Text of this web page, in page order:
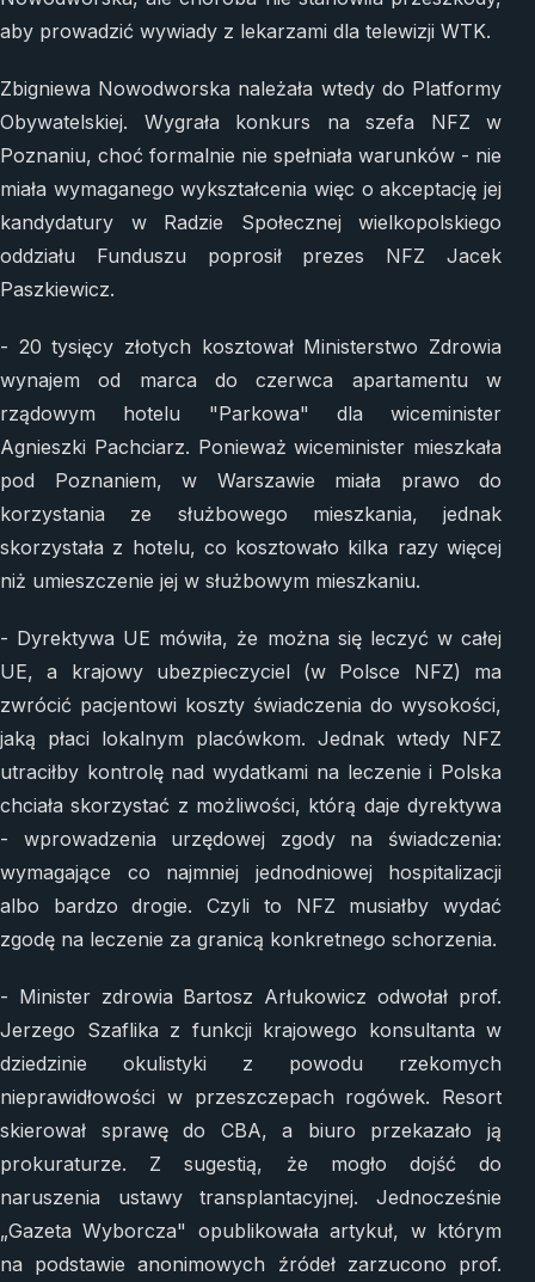
aby prowadzić wywiady z lekarzami dla telewizji WTK.
Zbigniewa Nowodworska należała wtedy do Platformy
Obywatelskiej. Wygrała konkurs na szefa NFZ w
Poznaniu, choć formalnie nie spełniała warunków - nie
miała wymaganego wykształcenia więc o akceptację jej
kandydatury w Radzie Społecznej wielkopolskiego
oddziału Funduszu poprosił prezes NFZ Jacek
Paszkiewicz.
- 20 tysięcy złotych kosztował Ministerstwo Zdrowia
wynajem od marca do czerwca apartamentu w
rządowym hotelu "Parkowa" dla wiceminister
Agnieszki Pachciarz. Ponieważ wiceminister mieszkała
pod Poznaniem, w Warszawie miała prawo do
korzystania ze służbowego mieszkania, jednak
skorzystała z hotelu, co kosztowało kilka razy więcej
niż umieszczenie jej w służbowym mieszkaniu.
- Dyrektywa UE mówiła, że można się leczyć w całej
UE, a krajowy ubezpieczyciel (w Polsce NFZ) ma
zwrócić pacjentowi koszty świadczenia do wysokości,
jaką płaci lokalnym placówkom. Jednak wtedy NFZ
utraciłby kontrolę nad wydatkami na leczenie i Polska
chciała skorzystać z możliwości, którą daje dyrektywa
- wprowadzenia urzędowej zgody na świadczenia:
wymagające co najmniej jednodniowej hospitalizacji
albo bardzo drogie. Czyli to NFZ musiałby wydać
zgodę na leczenie za granicą konkretnego schorzenia.
- Minister zdrowia Bartosz Arłukowicz odwołał prof.
Jerzego Szaflika z funkcji krajowego konsultanta w
dziedzinie okulistyki z powodu rzekomych
nieprawidłowości w przeszczepach rogówek. Resort
skierował sprawę do CBA, a biuro przekazało ją
prokuraturze. Z sugestią, że mogło dojść do
naruszenia ustawy transplantacyjnej. Jednocześnie
„Gazeta Wyborcza" opublikowała artykuł, w którym
na podstawie anonimowych źródeł zarzucono prof.